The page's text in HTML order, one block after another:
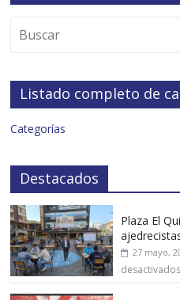
Listado completo de
Categorías
Destacados
Plaza El
27 mayo,
desactivados